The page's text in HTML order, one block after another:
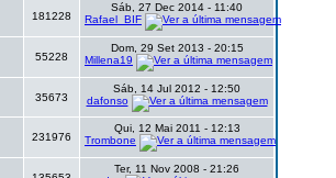
181228
Sáb, 27 Dec 2014 - 11:40
Rafael_BIF
55228
Dom, 29 Set 2013 - 20:15
Millena19
35673
Sáb, 14 Jul 2012 - 12:50
dafonso
231976
Qui, 12 Mai 2011 - 12:13
Trombone
Ter, 11 Nov 2008 - 21:26